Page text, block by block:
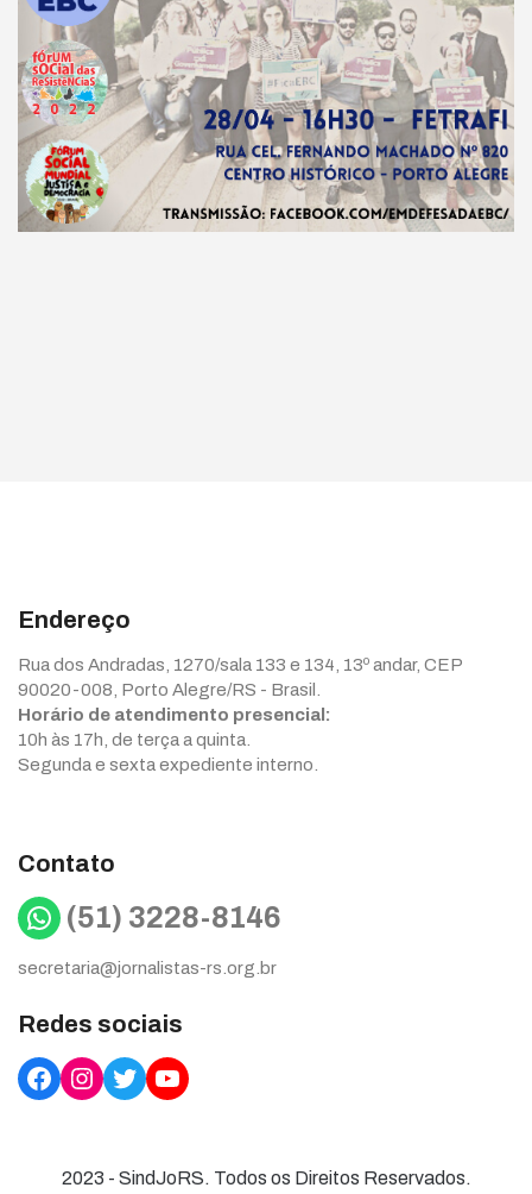
Endereço
Rua dos Andradas, 1270/sala 133 e 134, 13º andar, CEP
90020-008, Porto Alegre/RS - Brasil.
Horário de atendimento presencial:
10h às 17h, de terça a quinta.
Segunda e sexta expediente interno.
Contato
WhatsApp
(51) 3228-8146
secretaria@jornalistas-rs.org.br
Redes sociais
Facebook
Instagram
TwitterYouTube
2023 - SindJoRS. Todos os Direitos Reservados.